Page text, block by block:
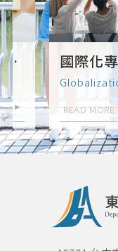
國際化專區
Globalization
READ MORE